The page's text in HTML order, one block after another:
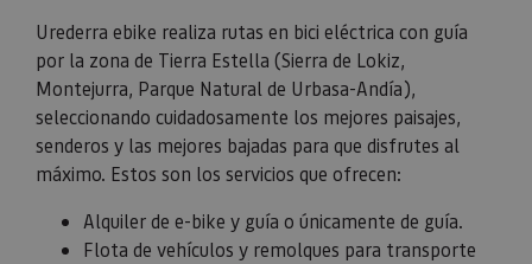
Urederra ebike realiza rutas en bici eléctrica con guía
por la zona de Tierra Estella (Sierra de Lokiz,
Montejurra, Parque Natural de Urbasa-Andía),
seleccionando cuidadosamente los mejores paisajes,
senderos y las mejores bajadas para que disfrutes al
máximo. Estos son los servicios que ofrecen:
Alquiler de e-bike y guía o únicamente de guía.
Flota de vehículos y remolques para transporte